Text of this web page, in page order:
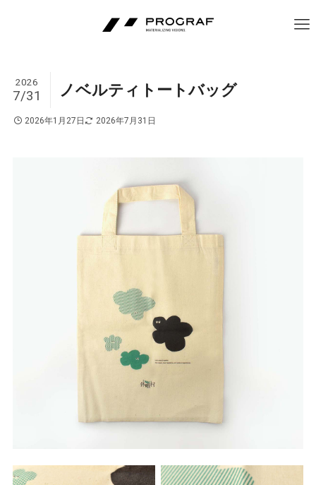
ノベルティトートバッグ
2026
7/31
2026年1月27日 2026年7月31日